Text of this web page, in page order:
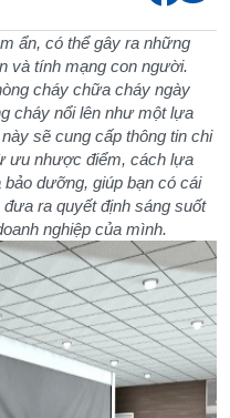
ẩn, có thể gây ra những
và tính mạng con người.
cháy chữa cháy ngày
cháy nổi lên như một lựa
sẽ cung cấp thông tin chi
ưu nhược điểm, cách lựa
dưỡng, giúp bạn có cái
ra quyết định sáng suốt
nghiệp của mình.